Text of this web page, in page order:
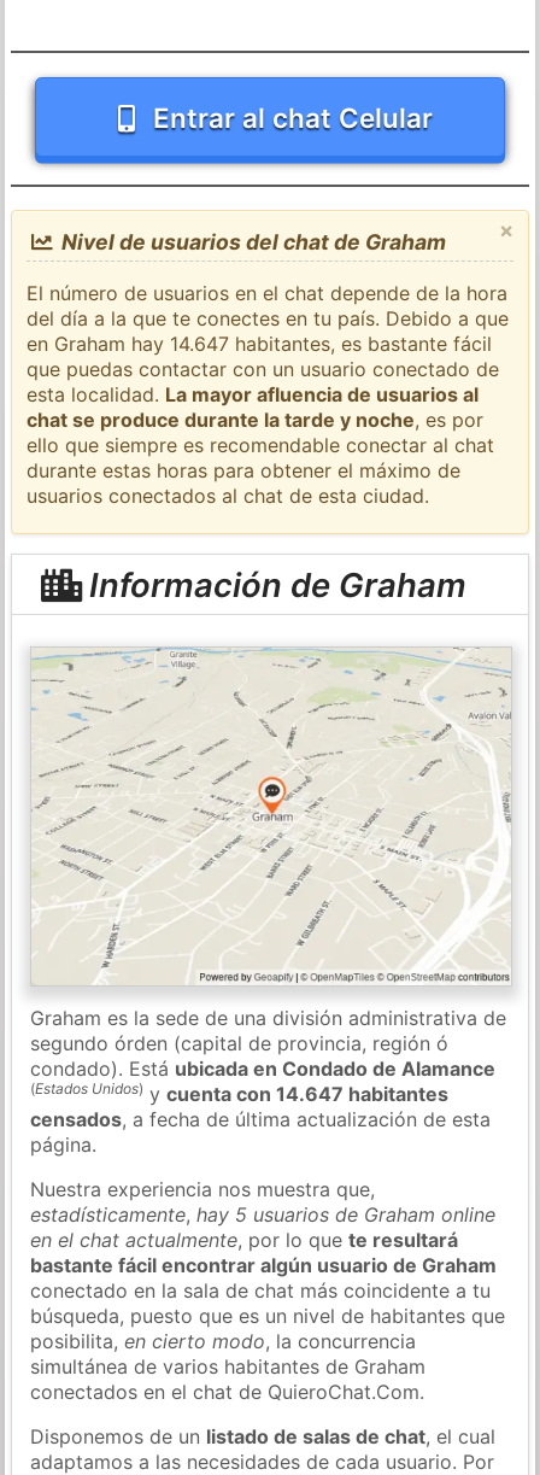
Entrar al chat Celular
×
Nivel de usuarios del chat de Graham
El número de usuarios en el chat depende de la hora
del día a la que te conectes en tu país. Debido a que
en Graham hay 14.647 habitantes, es bastante fácil
que puedas contactar con un usuario conectado de
esta localidad. La mayor afluencia de usuarios al
chat se produce durante la tarde y noche, es por
ello que siempre es recomendable conectar al chat
durante estas horas para obtener el máximo de
usuarios conectados al chat de esta ciudad.
Información de Graham
Graham es la sede de una división administrativa de
segundo órden (capital de provincia, región ó
condado). Está ubicada en Condado de Alamance
(Estados Unidos) ycuenta con 14.647 habitantes
censados, a fecha de última actualización de esta
página.
Nuestra experiencia nos muestra que,
estadísticamente,hay 5 usuarios de Graham online
en el chat actualmente, por lo quete resultará
bastante fácil encontrar algún usuario de Graham
conectado en la sala de chat más coincidente a tu
búsqueda, puesto que es un nivel de habitantes que
posibilita,en cierto modo, la concurrencia
simultánea de varios habitantes de Graham
conectados en el chat de QuieroChat.Com.
Disponemos de un listado de salas de chat, el cual
adaptamos a las necesidades de cada usuario. Por